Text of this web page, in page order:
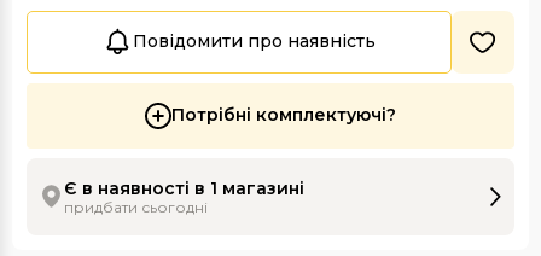
Повідомити про наявність
Потрібні комплектуючі?
Є в наявності в 1 магазині
придбати сьогодні